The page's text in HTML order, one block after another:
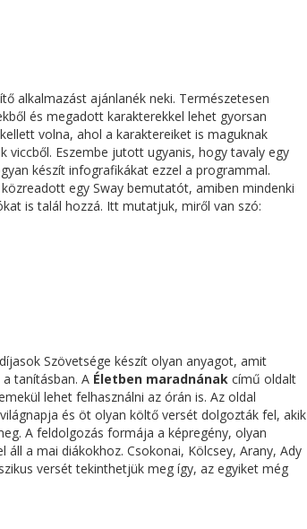
alkalmazást ajánlanék neki. Természetesen
és megadott karakterekkel lehet gyorsan
volna, ahol a karaktereiket is maguknak
viccből. Eszembe jutott ugyanis, hogy tavaly egy
készít infografikákat ezzel a programmal.
egy Sway bemutatót, amiben mindenki
is talál hozzá. Itt mutatjuk, miről van szó:
Szövetsége készít olyan anyagot, amit
tanításban. A Életben maradnának című oldalt
lehet felhasználni az órán is. Az oldal
és öt olyan költő versét dolgozták fel, akik
A feldolgozás formája a képregény, olyan
áll a mai diákokhoz. Csokonai, Kölcsey, Arany, Ady
versét tekinthetjük meg így, az egyiket még